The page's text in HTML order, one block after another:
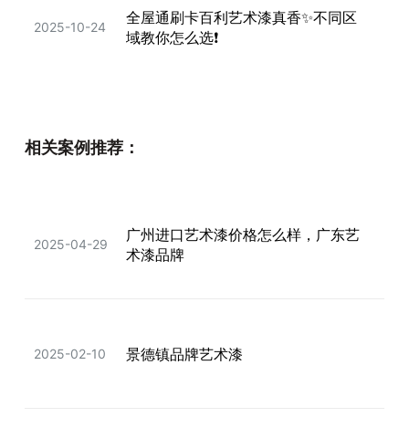
2025-10-24
全屋通刷卡百利艺术漆真香✨不同区
域教你怎么选❗
2024-12-07
米兰丝绒艺术漆
2025-08-22
新家墙面被问爆！全靠这米兰丝绒艺
术漆
2025-05-24
选艺术漆怕踩坑？三种类型对比分
析，附装修实拍案例不踩雷！
相关案例推荐：
2025-04-29
广州进口艺术漆价格怎么样，广东艺
术漆品牌
2025-02-10 景德镇品牌艺术漆